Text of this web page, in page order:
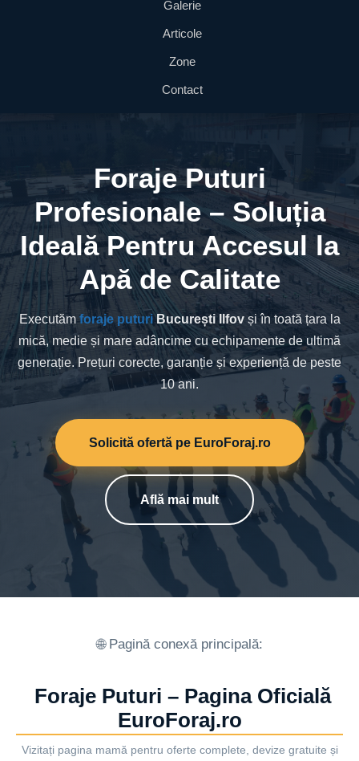
Galerie
Articole
Zone
Contact
Foraje Puturi
Profesionale – Soluția
Ideală Pentru Accesul la
Apă de Calitate
Executăm foraje puturiBucurești Ilfovși în toată țara la
mică, medie și mare adâncime cu echipamente de ultimă
generație. Prețuri corecte, garanție și experiență de peste
10 ani.
Solicită ofertă pe EuroForaj.ro
Află mai mult
🌐 Pagină conexă principală:
Foraje Puturi – Pagina Oficială
EuroForaj.ro
Vizitați pagina mamă pentru oferte complete, devize gratuite și